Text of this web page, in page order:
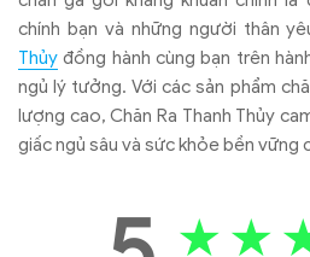
chính bạn và những người thân
Thủy đồng hành cùng bạn trên
ngủ lý tưởng. Với các sản phẩm
lượng cao, Chăn Ra Thanh Thủy
giấc ngủ sâu và sức khỏe bền vững
★ ★